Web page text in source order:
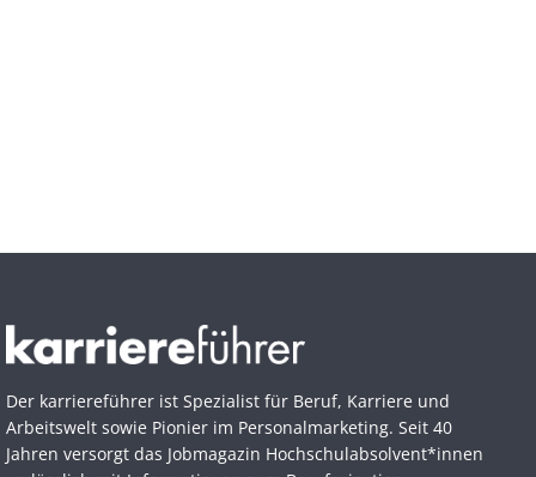
Der karriereführer ist Spezialist für Beruf, Karriere und
Arbeitswelt sowie Pionier im Personal­marketing. Seit 40
Jahren versorgt das Jobmagazin Hochschul­absolvent*innen